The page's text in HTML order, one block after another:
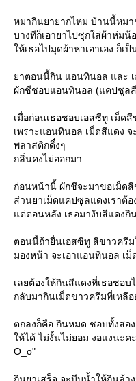
หมากินยายากไหม บ้านนี้หม
บางทีก็เอายาไปซุกใส่ผ้าห่ม
ห้เธอไปมุดผ้าหาเอาเอง ก็เ
าตอนนี้กิน แอนทินอล และ
ผักชีชอบแอนทินอล (แคปซูล
เมื่อก่อนเธอชอบเอสซีทู เม็ด
เพราะแอนทินอล เม็ดสีแดง
พลาสติกดึ๋งๆ
กลิ่นคงไม่ออกมา
ก่อนหน้านี้ ผักชีจะมาขอเม็ด
ส่วนยาเม็ดแคปซูลแดงเราต้
ต่ตอนหลัง เธอมางับสีแดงกิ
ตอนนี้ถ้ายื่นเอสซีทู สีขาวครีม
มองหน้า จะเอาแอนทินอล เม็
เลยต้องให้กินสีแดงที่เธอชอบ
กลับมากินเม็ดขาวครีมที่เหลือ
ตกลงก็คือ กินหมด ชอบทั้งสอ
ห้ได้ ไม่งั้นไม่ยอม งอแงนะคะ
O_o"
กินยาเสร็จ จะบีบน้ำให้กินล้า